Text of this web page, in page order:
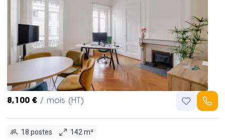
8,100 € / mois (HT)
18 postes
142 m²